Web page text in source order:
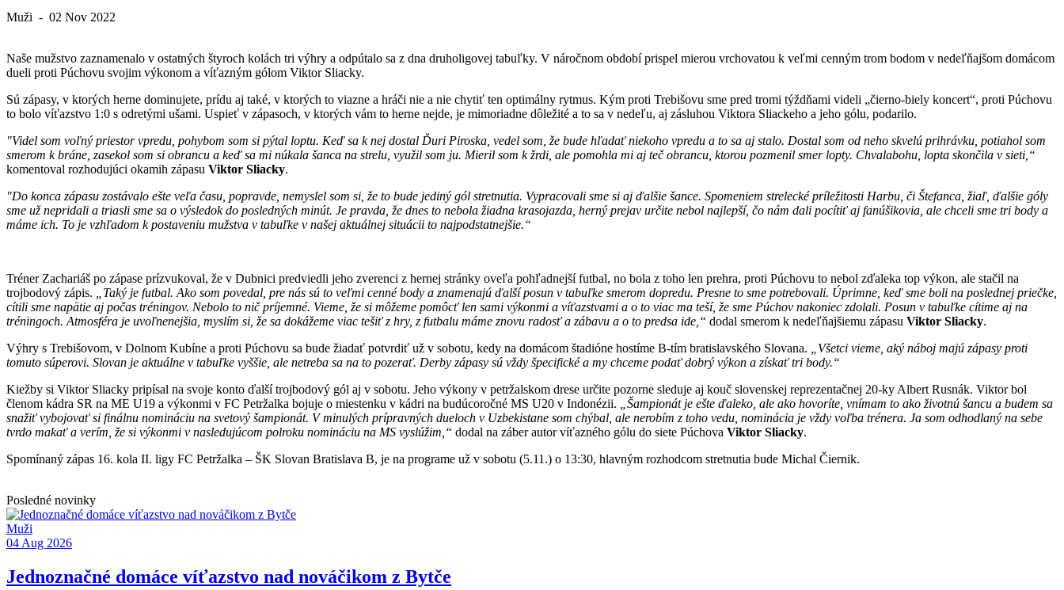
Muži - 02 Nov 2022
Naše mužstvo zaznamenalo v ostatných štyroch kolách tri výhry a odpútalo sa z dna druholigovej tabuľky. V náročnom období prispel mierou vrchovatou k veľmi cenným trom bodom v nedeľňajšom domácom
dueli proti Púchovu svojim výkonom a víťazným gólom Viktor Sliacky.
Sú zápasy, v ktorých herne dominujete, prídu aj také, v ktorých to viazne a hráči nie a nie chytiť ten optimálny rytmus. Kým proti Trebišovu sme pred tromi týždňami videli „čierno-biely koncert“, proti Púchovu
to bolo víťazstvo 1:0 s odretými ušami. Uspieť v zápasoch, v ktorých vám to herne nejde, je mimoriadne dôležité a to sa v nedeľu, aj zásluhou Viktora Sliackeho a jeho gólu, podarilo.
"Videl som voľný priestor vpredu, pohybom som si pýtal loptu. Keď sa k nej dostal Ďuri Piroska, vedel som, že bude hľadaťniekoho vpredu a to sa aj stalo. Dostal som od neho skvelú prihrávku, potiahol som
smerom k bráne, zasekol som si obrancu a keď sa mi núkala šanca na strelu, využil som ju. Mieril som k žrdi, ale pomohla mi aj teč obrancu, ktorou pozmenil smer lopty. Chvalabohu, lopta skončila v sieti,“
komentoval rozhodujúci okamih zápasu Viktor Sliacky.
"Do konca zápasu zostávalo ešte veľa času, popravde, nemyslel som si, že to bude jediný gól stretnutia. Vypracovali sme si aj ďalšie šance. Spomeniem strelecké príležitosti Harbu, či Štefanca, žiaľ, ďalšie góly
sme už nepridali a triasli sme sa o výsledok do posledných minút. Je pravda, že dnes to nebola žiadna krasojazda, herný prejav určite nebol najlepší, čo nám dali pocítiť aj fanúšikovia, ale chceli sme tri body a
máme ich. To je vzhľadom k postaveniu mužstva v tabuľke v našej aktuálnej situácii to najpodstatnejšie.“
Tréner Zachariáš po zápase prízvukoval, že v Dubnici predviedli jeho zverenci z hernej stránky oveľa pohľadnejší futbal, no bola z toho len prehra, proti Púchovu to nebol zďaleka top výkon, ale stačil na
trojbodový zápis.
„Taký je futbal. Ako som povedal, pre nás sú to veľmi cenné body a znamenajú ďalší posun v tabuľke smerom dopredu. Presne to sme potrebovali. Úprimne, keď sme boli na poslednej priečke,
cítili sme napätie aj počas tréningov. Nebolo to nič príjemné. Vieme, že si môžeme pomôcť len sami výkonmi a víťazstvami a o to viac ma teší, že sme Púchov nakoniec zdolali. Posun v tabuľke cítime aj na
tréningoch. Atmosféra je uvoľnenejšia, myslím si, že sa dokážeme viac tešiť z hry, z futbalu máme znovu radosť a zábavu a o to predsa ide,“ dodal smerom k nedeľňajšiemu zápasu Viktor Sliacky.
Výhry s Trebišovom, v Dolnom Kubíne a proti Púchovu sa bude žiadať potvrdiť už v sobotu, kedy na domácom štadióne hostíme B-tím bratislavského Slovana.
„Všetci vieme, aký náboj majú zápasy proti
tomuto súperovi. Slovan je aktuálne v tabuľke vyššie, ale netreba sa na to pozerať. Derby zápasy sú vždy špecifické a my chceme podať dobrý výkon a získať tri body.“
Kiežby si Viktor Sliacky pripísal na svoje konto ďalší trojbodový gól aj v sobotu. Jeho výkony v petržalskom drese určite pozorne sleduje aj kouč slovenskej reprezentačnej 20-ky Albert Rusnák. Viktor bol
členom kádra SR na ME U19 a výkonmi v FC Petržalka bojuje o miestenku v kádri na budúcoročné MS U20 v Indonézii.
„Šampionát je ešte ďaleko, ale ako hovoríte, vnímam to ako životnú šancu a budem sa
snažiť vybojovať si finálnu nomináciu na svetový šampionát. V minulých prípravných dueloch v Uzbekistane som chýbal, ale nerobím z toho vedu, nominácia je vždy voľba trénera. Ja som odhodlaný na sebe
tvrdo makať a verím, že si výkonmi v nasledujúcom polroku nomináciu na MS vyslúžim,“ dodal na záber autor víťazného gólu do siete Púchova Viktor Sliacky.
Spomínaný zápas 16. kola II. ligy FC Petržalka – ŠK Slovan Bratislava B, je na programe už v sobotu (5.11.) o 13:30, hlavným rozhodcom stretnutia bude Michal Čiernik.
Posledné novinky
Muži
04 Aug 2026
Jednoznačné domáce víťazstvo nad nováčikom z Bytče